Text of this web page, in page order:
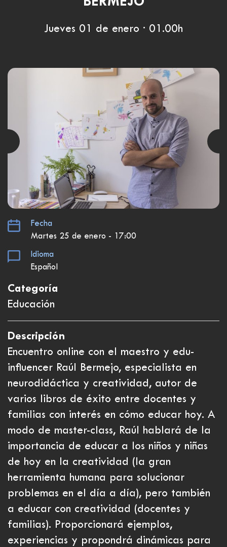
Jueves 01 de enero · 01.00h
Fecha
Martes 25 de enero - 17:00
Idioma
Español
Categoría
Educación
Descripción
Encuentro online con el maestro y edu-
influencer Raúl Bermejo, especialista en
neurodidáctica y creatividad, autor de
varios libros de éxito entre docentes y
familias con interés en cómo educar hoy. A
modo de master-class, Raúl hablará de la
importancia de educar a los niños y niñas
de hoy en la creatividad (la gran
herramienta humana para solucionar
problemas en el día a día), pero también
a educar con creatividad (docentes y
familias). Proporcionará ejemplos,
experiencias y propondrá dinámicas para